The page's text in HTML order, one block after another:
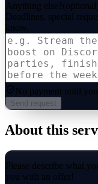
Anything else?(optional)
Deadlines, special
know.
No payment until you
Send request
About this
Please describe what
you with an offer!